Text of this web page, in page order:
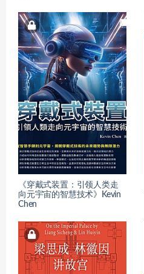
《穿戴式装置：引领人类走
向元宇宙的智慧技术》Kevin
Chen